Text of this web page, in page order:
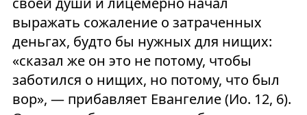
выражать сожаление о затраченных
деньгах, будто бы нужных для нищих:
«сказал же он это не потому, чтобы
заботился о нищих, но потому, что был
вор», — прибавляет Евангелие (Ио. 12, 6).